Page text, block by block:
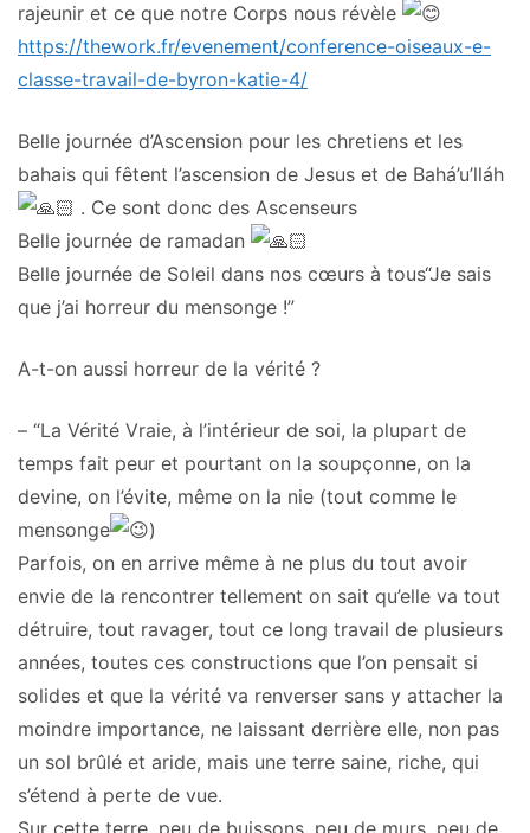
rajeunir et ce que notre Corps nous révèle
https://thework.fr/evenement/conference-oiseaux-e-
classe-travail-de-byron-katie-4/
Belle journée d’Ascension pour les chretiens et les
bahais qui fêtent l’ascension de Jesus et de Bahá’u’lláh
🏻 . Ce sont donc des Ascenseurs
Belle journée de ramadan
🏻
Belle journée de Soleil dans nos cœurs à tous“Je sais
que j’ai horreur du mensonge !”
A-t-on aussi horreur de la vérité ?
– “La Vérité Vraie, à l’intérieur de soi, la plupart de
temps fait peur et pourtant on la soupçonne, on la
devine, on l’évite, même on la nie (tout comme le
mensonge
)
Parfois, on en arrive même à ne plus du tout avoir
envie de la rencontrer tellement on sait qu’elle va tout
détruire, tout ravager, tout ce long travail de plusieurs
années, toutes ces constructions que l’on pensait si
solides et que la vérité va renverser sans y attacher la
moindre importance, ne laissant derrière elle, non pas
un sol brûlé et aride, mais une terre saine, riche, qui
s’étend à perte de vue.
Sur cette terre, peu de buissons, peu de murs, peu de